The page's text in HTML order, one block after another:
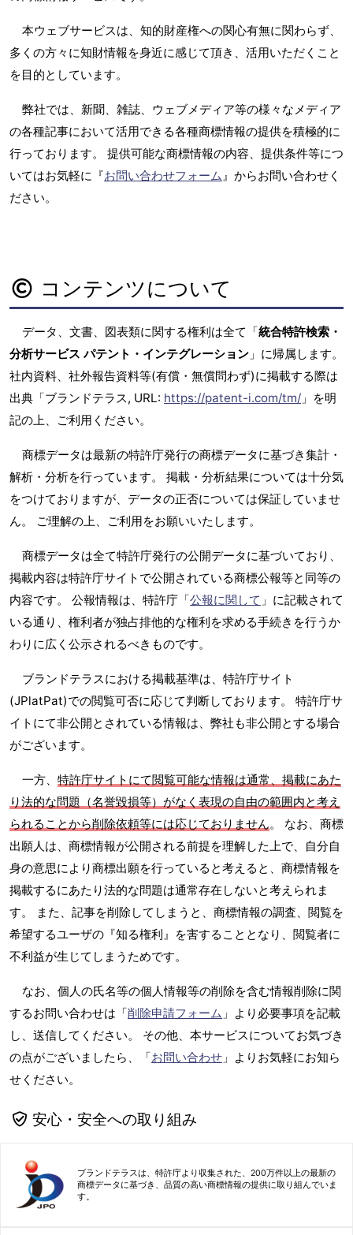
本ウェブサービスは、知的財産権への関心有無に関わらず、
多くの方々に知財情報を身近に感じて頂き、活用いただくこと
を目的としています。
弊社では、新聞、雑誌、ウェブメディア等の様々なメディア
の各種記事において活用できる各種商標情報の提供を積極的に
行っております。 提供可能な商標情報の内容、提供条件等につ
いてはお気軽に『お問い合わせフォーム』からお問い合わせく
ださい。
コンテンツについて
データ、文書、図表類に関する権利は全て「統合特許検索・
分析サービス パテント・インテグレーション 」に帰属します。
社内資料、社外報告資料等(有償・無償問わず)に掲載する際は
出典「ブランドテラス, URL: https://patent-i.com/tm/ 」を明
記の上、ご利用ください。
商標データは最新の特許庁発行の商標データに基づき集計・
解析・分析を行っています。 掲載・分析結果については十分気
をつけておりますが、データの正否については保証していませ
ん。 ご理解の上、ご利用をお願いいたします。
商標データは全て特許庁発行の公開データに基づいており、
掲載内容は特許庁サイトで公開されている商標公報等と同等の
内容です。 公報情報は、特許庁「公報に関して 」に記載されて
いる通り、権利者が独占排他的な権利を求める手続きを行うか
わりに広く公示されるべきものです。
ブランドテラスにおける掲載基準は、特許庁サイト
(JPlatPat)での閲覧可否に応じて判断しております。 特許庁サ
イトにて非公開とされている情報は、弊社も非公開とする場合
がございます。
一方、 特許庁サイトにて閲覧可能な情報は通常、掲載にあた
り法的な問題（名誉毀損等）がなく表現の自由の範囲内と考え
られることから削除依頼等には応じておりません。 なお、商標
出願人は、商標情報が公開される前提を理解した上で、自分自
身の意思により商標出願を行っていると考えると、商標情報を
掲載するにあたり法的な問題は通常存在しないと考えられま
す。 また、記事を削除してしまうと、商標情報の調査、閲覧を
希望するユーザの『知る権利』を害することとなり、閲覧者に
不利益が生じてしまうためです。
なお、個人の氏名等の個人情報等の削除を含む情報削除に関
するお問い合わせは「削除申請フォーム 」より必要事項を記載
し、送信してください。 その他、本サービスについてお気づき
の点がございましたら、「お問い合わせ 」よりお気軽にお知ら
せください。
安心・安全への取り組み
ブランドテラスは、特許庁より収集された、200万件以上の最新の
商標データに基づき、品質の高い商標情報の提供に取り組んでいま
す。